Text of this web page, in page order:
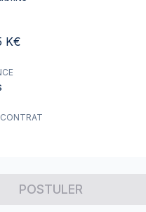
K€
POSTULER